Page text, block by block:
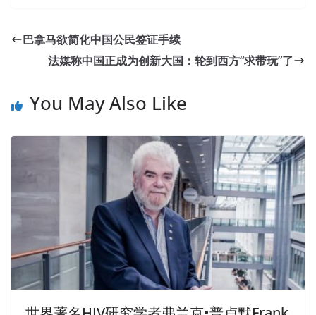
巴拿马欲简化中国公民签证手续
法媒称中国正成为创新大国：轮到西方“求带玩”了
You May Also Like